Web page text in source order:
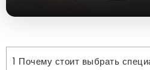
1 Почему стоит выбрать